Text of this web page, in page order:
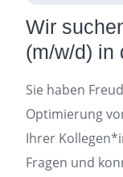
Wir
(m/w/d) in
Sie haben
Optimierung
Ihrer
Fragen und